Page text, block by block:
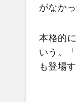
がなか
本格的
いう。
も登場